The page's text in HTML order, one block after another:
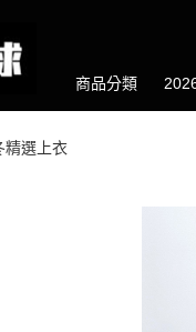
商品分類
精選上衣